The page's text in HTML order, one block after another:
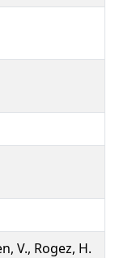
V., Rogez, H.